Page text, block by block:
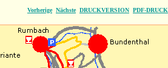
Vorherige Nächste DRUCKVERSION PDF-DRUCK